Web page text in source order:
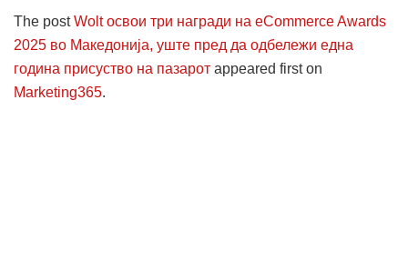
The postWolt освои три награди на eCommerce Awards
2025 во Македонија, уште пред да одбележи една
година присуство на пазарот appeared first on
Marketing365.